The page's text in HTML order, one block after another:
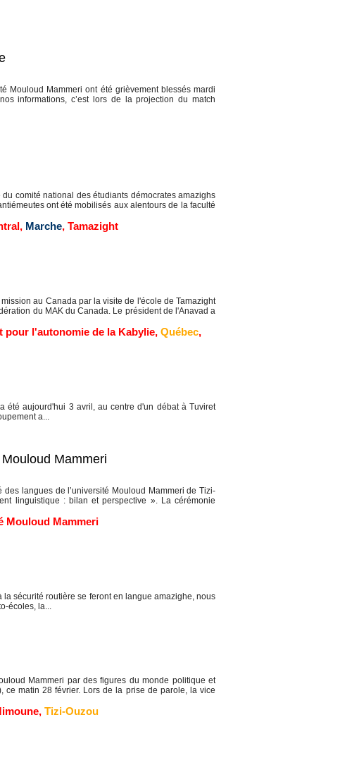
Mouloud Mammeri ont été grièvement blessés mardi
informations, c’est lors de la projection du match
comité national des étudiants démocrates amazighs
ont été mobilisés aux alentours de la faculté
, Marche, Tamazight
au Canada par la visite de l'école de Tamazight
du MAK du Canada. Le président de l'Anavad a
pour l'autonomie de la Kabylie, Québec,
été aujourd'hui 3 avril, au centre d'un débat à Tuviret
a...
Mammeri
langues de l’université Mouloud Mammeri de Tizi-
linguistique : bilan et perspective ». La cérémonie
Mouloud Mammeri
sécurité routière se feront en langue amazighe, nous
écoles, la...
Mammeri par des figures du monde politique et
ce matin 28 février. Lors de la prise de parole, la vice
, Tizi-Ouzou